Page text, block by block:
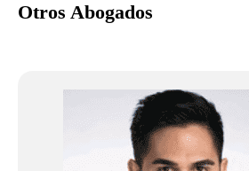
Otros Abogados